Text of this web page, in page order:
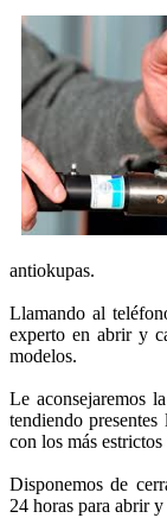
antiokupas.
Llamando al
experto en abrir y
modelos.
Le aconsejaremos
tendiendo
con los más
Disponemos de
24 horas para abrir